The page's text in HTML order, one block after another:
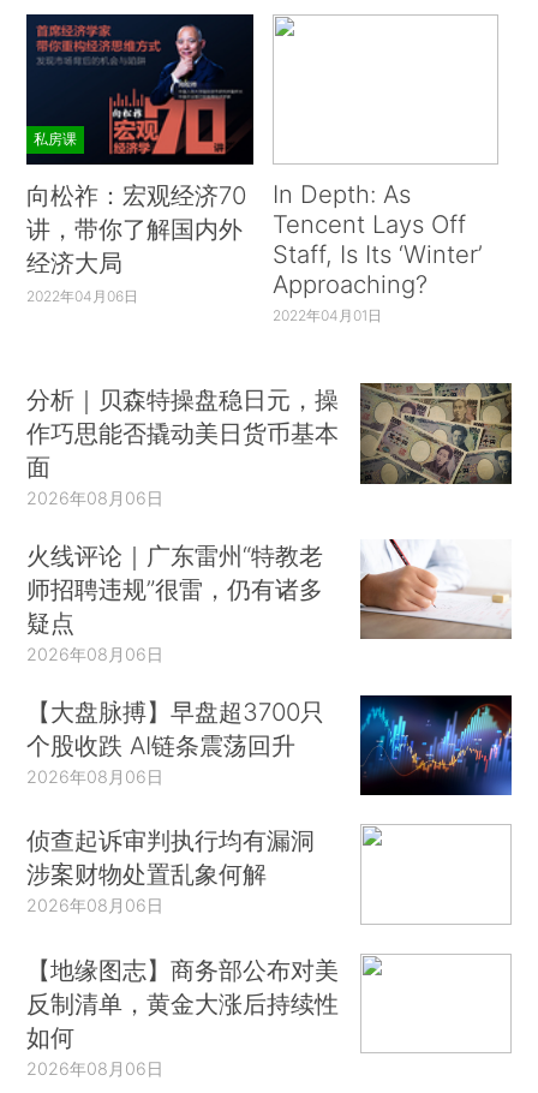
私房课
向松祚：宏观经济70
讲，带你了解国内外
经济大局
2022年04月06日
In Depth: As
Tencent Lays Off
Staff, Is Its ‘Winter’
Approaching?
2022年04月01日
分析｜贝森特操盘稳日元，操
作巧思能否撬动美日货币基本
面
2026年08月06日
火线评论｜广东雷州“特教老
师招聘违规”很雷，仍有诸多
疑点
2026年08月06日
【大盘脉搏】早盘超3700只
个股收跌 AI链条震荡回升
2026年08月06日
侦查起诉审判执行均有漏洞
涉案财物处置乱象何解
2026年08月06日
【地缘图志】商务部公布对美
反制清单，黄金大涨后持续性
如何
2026年08月06日